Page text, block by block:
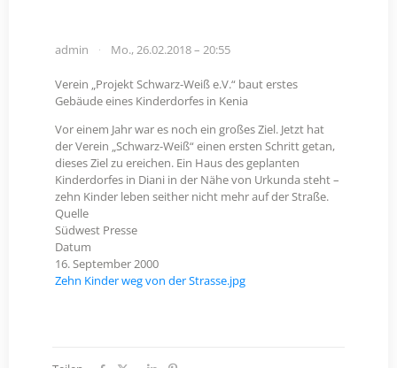
admin Mo., 26.02.2018 – 20:55
Verein „Projekt Schwarz-Weiß e.V.“ baut erstes
Gebäude eines Kinderdorfes in Kenia
Vor einem Jahr war es noch ein großes Ziel. Jetzt hat
der Verein „Schwarz-Weiß“ einen ersten Schritt getan,
dieses Ziel zu ereichen. Ein Haus des geplanten
Kinderdorfes in Diani in der Nähe von Urkunda steht –
zehn Kinder leben seither nicht mehr auf der Straße.
Quelle
Südwest Presse
Datum
16. September 2000
Zehn Kinder weg von der Strasse.jpg